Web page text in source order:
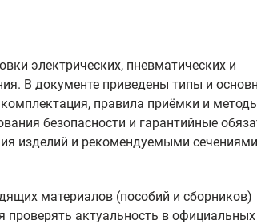
электрических, пневматических и
В документе приведены типы и
правила приёмки и
безопасности и гарантийные
изделий и рекомендуемыми
материалов (пособий и сборников)
проверять актуальность в